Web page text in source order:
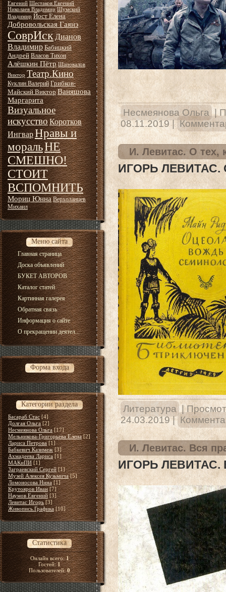
Евгений Шестаков Евгений
Николаев Владимир Шумский
Владимир Йост Елена
Добровольская Гаянэ
СоврИскДианов
Владимир Бабицкий
Андрей Власов Тихон
Алёшкин Пётр Шаповалов
Виктор Театр.Кино
Куклин Валерий Грибков-
Майский Виктор Ваняшова
Маргарита
Визуальное
искусствоКоротков
ИнгварНравы и
моральНЕ
СМЕШНО!
СТОИТ
ВСПОМНИТЬ
Мориц Юнна Верхоланцев
Михаил
Меню сайта
Главная страница
Доска объявлений
БУКЕТ АВТОРОВ
Каталог статей
Картинная галерея
Обратная связь
Информация о сайте
О прекращении деятел...
Форма входа
Категории раздела
Басараб Стас [4]
Долгая Ольга [2]
Несмеянова Ольга [17]
Мельникова-Григорьева Елена [2]
Лариса Петрова [1]
Бабкевич Казимеж [3]
Ахмадеева Лариса [1]
МАКиПИ [1]
Заграевский Сергей [1]
Музей Алексея Кузьмича [5]
Ломоносова Нина [1]
Крутояров Иван [7]
Наумов Евгений [3]
Левитас Игорь [3]
Живопись.Графика [10]
Статистика
Онлайн всего:1
Гостей:1
Пользователей:0
Несмеянова Ольга |
08.11.2019 |
И. Левитас. О тех,
ИГОРЬ ЛЕВИТАС.
Литература |
24.03.2019 |
И. Левитас. Вся
ИГОРЬ ЛЕВИТАС.